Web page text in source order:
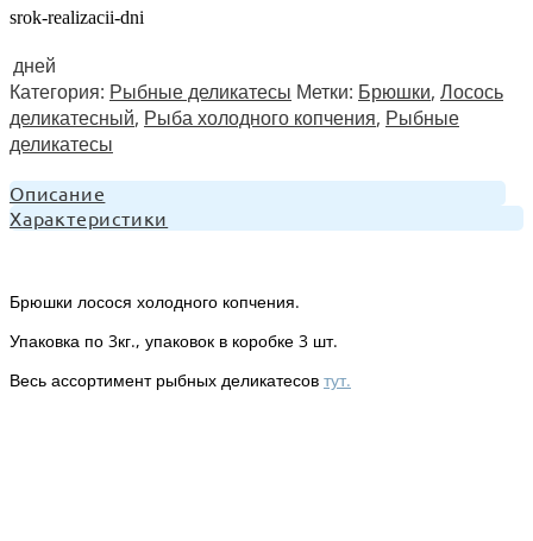
srok-realizacii-dni
дней
Категория: Рыбные деликатесы Метки: Брюшки, Лосось
деликатесный, Рыба холодного копчения, Рыбные
деликатесы
Описание
Характеристики
Брюшки лосося холодного копчения.
Упаковка по 3кг., упаковок в коробке 3 шт.
Весь ассортимент рыбных деликатесов тут.